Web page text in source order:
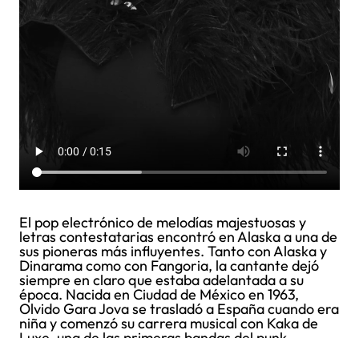
El pop electrónico de melodías majestuosas y
letras contestatarias encontró en Alaska a una de
sus pioneras más influyentes. Tanto con Alaska y
Dinarama como con Fangoria, la cantante dejó
siempre en claro que estaba adelantada a su
época. Nacida en Ciudad de México en 1963,
Olvido Gara Jova se trasladó a España cuando era
niña y comenzó su carrera musical con Kaka de